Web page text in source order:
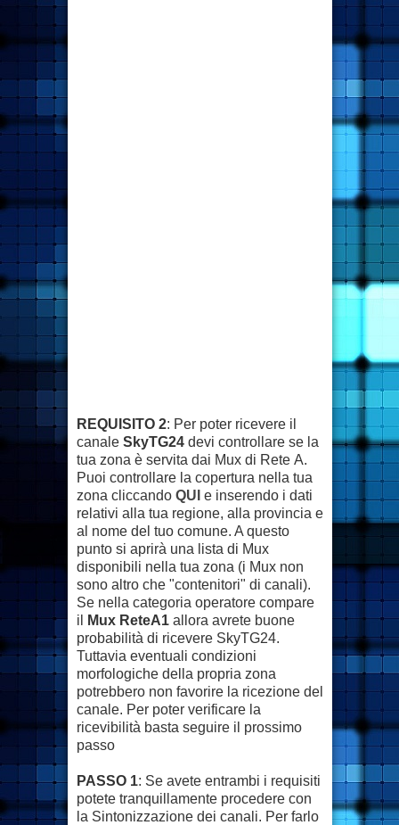
REQUISITO 2: Per poter ricevere il
canale SkyTG24devi controllare se la
tua zona è servita dai Mux di Rete A.
Puoi controllare la copertura nella tua
zona cliccando QUI e inserendo i dati
relativi alla tua regione, alla provincia e
al nome del tuo comune. A questo
punto si aprirà una lista di Mux
disponibili nella tua zona (i Mux non
sono altro che "contenitori" di canali).
Se nella categoria operatore compare
il
Mux ReteA1allora avrete buone
probabilità di ricevere SkyTG24.
Tuttavia eventuali condizioni
morfologiche della propria zona
potrebbero non favorire la ricezione del
canale. Per poter verificare la
ricevibilità basta seguire il prossimo
passo
PASSO 1: Se avete entrambi i requisiti
potete tranquillamente procedere con
la Sintonizzazione dei canali. Per farlo